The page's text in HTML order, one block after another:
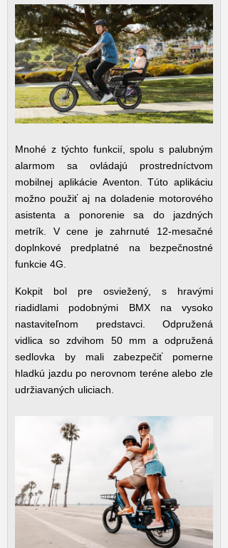
Mnohé z týchto funkcií, spolu s palubným
alarmom sa ovládajú prostredníctvom
mobilnej aplikácie Aventon. Túto aplikáciu
možno použiť aj na doladenie motorového
asistenta a ponorenie sa do jazdných
metrík. V cene je zahrnuté 12-mesačné
doplnkové predplatné na bezpečnostné
funkcie 4G.
Kokpit bol pre osviežený, s hravými
riadidlami podobnými BMX na vysoko
nastaviteľnom predstavci. Odpružená
vidlica so zdvihom 50 mm a odpružená
sedlovka by mali zabezpečiť pomerne
hladkú jazdu po nerovnom teréne alebo zle
udržiavaných uliciach.